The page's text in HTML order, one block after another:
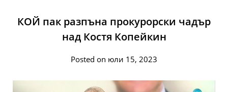
КОЙ пак разпъна прокурорски чадър
над Костя Копейкин
Posted on юли 15, 2023